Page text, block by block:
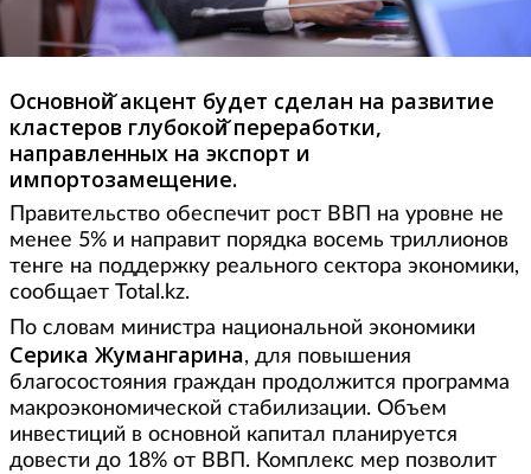
Основной̆ акцент будет сделан на развитие
кластеров глубокой̆ переработки,
направленных на экспорт и
импортозамещение.
Правительство обеспечит рост ВВП на уровне не
менее 5% и направит порядка восемь триллионов
тенге на поддержку реального сектора экономики,
сообщает Total.kz.
По словам министра национальной экономики
Серика Жумангарина, для повышения
благосостояния граждан продолжится программа
макроэкономической стабилизации. Объем
инвестиций в основной капитал планируется
довести до 18% от ВВП. Комплекс мер позволит